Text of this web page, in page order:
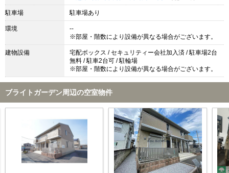
駐車場 駐車場あり
環境
--
※部屋・階数により設備が異なる場合がございます。
建物設備
宅配ボックス / セキュリティー会社加入済 / 駐車場2台
無料 / 駐車2台可 / 駐輪場
※部屋・階数により設備が異なる場合がございます。
ブライトガーデン周辺の空室物件